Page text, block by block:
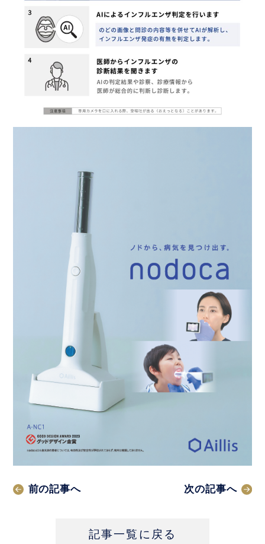
前の記事へ 次の記事へ
記事一覧に戻る